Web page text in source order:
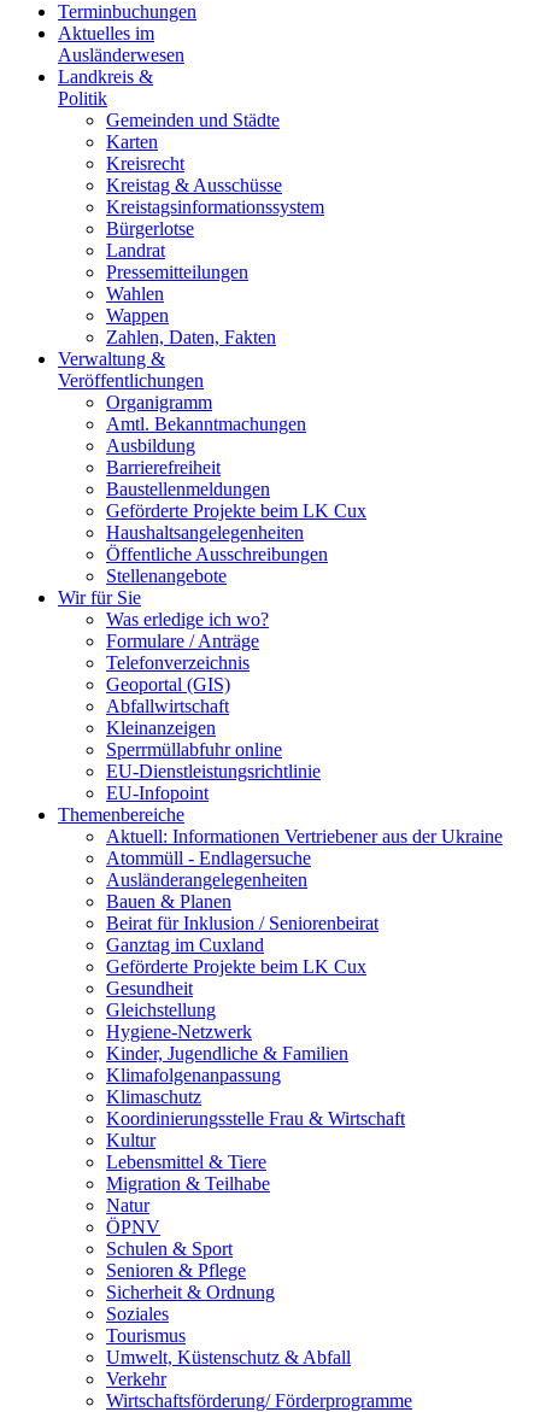
Terminbuchungen
Aktuelles im
Ausländerwesen
Landkreis &
Politik
Gemeinden und Städte
Karten
Kreisrecht
Kreistag & Ausschüsse
Kreistagsinformationssystem
Bürgerlotse
Landrat
Pressemitteilungen
Wahlen
Wappen
Zahlen, Daten, Fakten
Verwaltung &
Veröffentlichungen
Organigramm
Amtl. Bekanntmachungen
Ausbildung
Barrierefreiheit
Baustellenmeldungen
Geförderte Projekte beim LK Cux
Haushaltsangelegenheiten
Öffentliche Ausschreibungen
Stellenangebote
Wir für Sie
Was erledige ich wo?
Formulare / Anträge
Telefonverzeichnis
Geoportal (GIS)
Abfallwirtschaft
Kleinanzeigen
Sperrmüllabfuhr online
EU-Dienstleistungsrichtlinie
EU-Infopoint
Themenbereiche
Aktuell: Informationen Vertriebener aus der Ukraine
Atommüll - Endlagersuche
Ausländerangelegenheiten
Bauen & Planen
Beirat für Inklusion / Seniorenbeirat
Ganztag im Cuxland
Geförderte Projekte beim LK Cux
Gesundheit
Gleichstellung
Hygiene-Netzwerk
Kinder, Jugendliche & Familien
Klimafolgenanpassung
Klimaschutz
Koordinierungsstelle Frau & Wirtschaft
Kultur
Lebensmittel & Tiere
Migration & Teilhabe
Natur
ÖPNV
Schulen & Sport
Senioren & Pflege
Sicherheit & Ordnung
Soziales
Tourismus
Umwelt, Küstenschutz & Abfall
Verkehr
Wirtschaftsförderung/ Förderprogramme